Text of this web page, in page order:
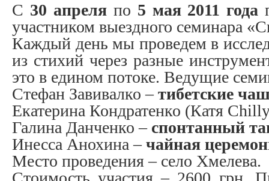
С 30 апреляпо 5 мая 2011 года
участником выездного семинара
Каждый день мы проведем в
из стихий через разные
это в едином потоке. Ведущие
Стефан Завивалко –тибетские
Екатерина Кондратенко (Катя
Галина Данченко –спонтанный
Инесса Анохина –чайная
Место проведения – село Хмелева.